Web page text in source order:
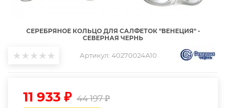
СЕРЕБРЯНОЕ КОЛЬЦО ДЛЯ САЛФЕТОК "ВЕНЕЦИЯ" -
СЕВЕРНАЯ ЧЕРНЬ
Артикул: 40270024А10
11 933 ₽ 44 197₽